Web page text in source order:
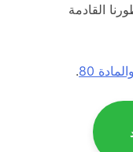
القادمة
80
.